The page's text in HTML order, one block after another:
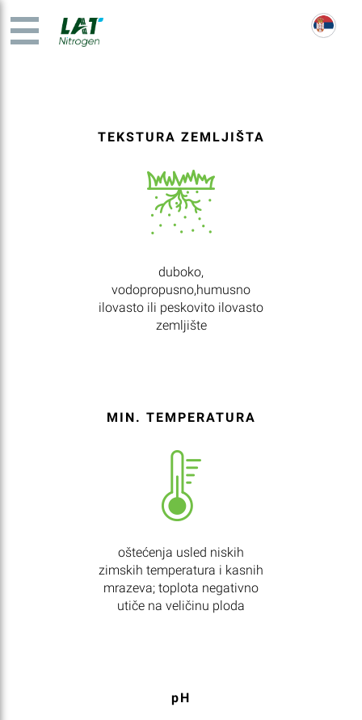
TEKSTURA ZEMLJIŠTA
duboko,
vodopropusno,humusno
ilovasto ili peskovito ilovasto
zemljište
MIN. TEMPERATURA
oštećenja usled niskih
zimskih temperatura i kasnih
mrazeva; toplota negativno
utiče na veličinu ploda
pH